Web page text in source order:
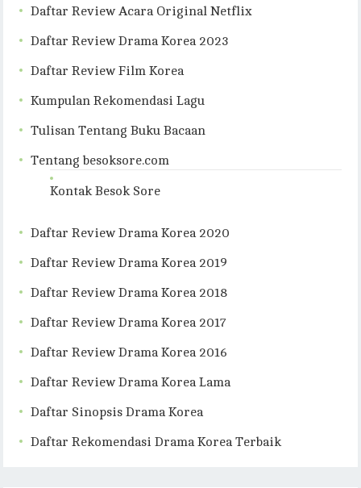
Daftar Review Acara Original Netflix
Daftar Review Drama Korea 2023
Daftar Review Film Korea
Kumpulan Rekomendasi Lagu
Tulisan Tentang Buku Bacaan
Tentang besoksore.com
Kontak Besok Sore
Daftar Review Drama Korea 2020
Daftar Review Drama Korea 2019
Daftar Review Drama Korea 2018
Daftar Review Drama Korea 2017
Daftar Review Drama Korea 2016
Daftar Review Drama Korea Lama
Daftar Sinopsis Drama Korea
Daftar Rekomendasi Drama Korea Terbaik